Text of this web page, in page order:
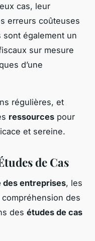
cas, leur
erreurs coûteuses
également un
sur mesure
d’une
régulières, et
ressources pour
et sereine.
de Cas
des entreprises, les
des
des études de cas